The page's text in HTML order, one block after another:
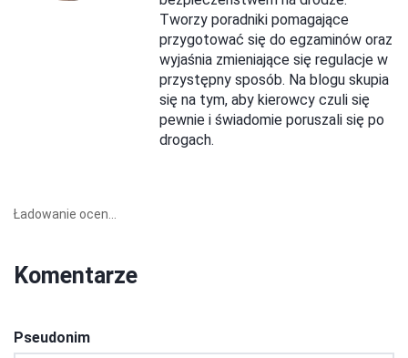
Tworzy poradniki pomagające
przygotować się do egzaminów oraz
wyjaśnia zmieniające się regulacje w
przystępny sposób. Na blogu skupia
się na tym, aby kierowcy czuli się
pewnie i świadomie poruszali się po
drogach.
Ładowanie ocen...
Komentarze
Pseudonim